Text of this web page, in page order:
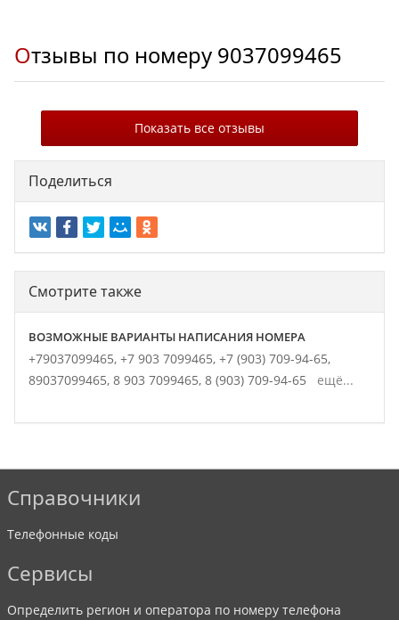
Отзывы по номеру 9037099465
Показать все отзывы
Поделиться
Смотрите также
ВОЗМОЖНЫЕ ВАРИАНТЫ НАПИСАНИЯ НОМЕРА
+79037099465, +7 903 7099465, +7 (903) 709-94-65,
89037099465, 8 903 7099465, 8 (903) 709-94-65 ещё...
Справочники
Телефонные коды
Сервисы
Определить регион и оператора по номеру телефона